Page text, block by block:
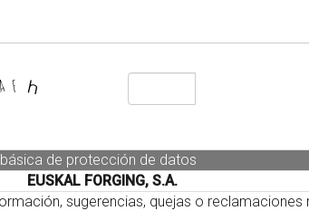
de protección de datos
EUSKAL FORGING, S.A.
sugerencias, quejas o reclamaciones